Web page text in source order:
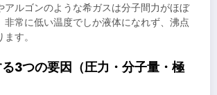
アルゴンのような希ガスは分子間力がほぼ
非常に低い温度でしか液体になれず、沸点
す。
3つの要因（圧力・分子量・極